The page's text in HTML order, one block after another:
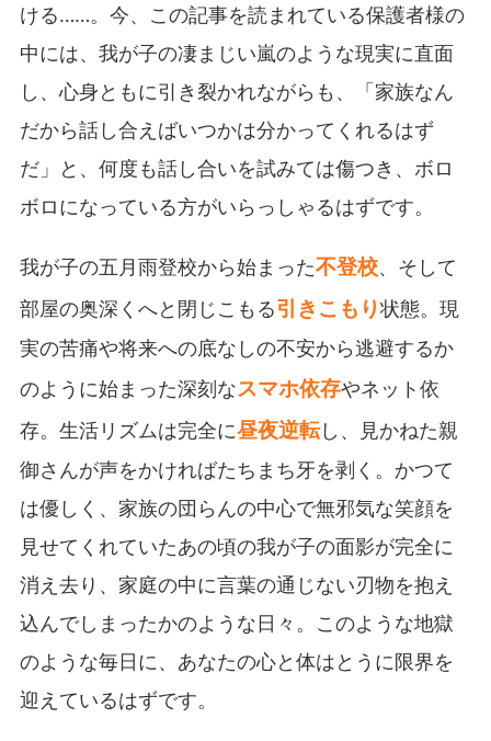
ける……。今、この記事を読まれている保護者様の
中には、我が子の凄まじい嵐のような現実に直面
し、心身ともに引き裂かれながらも、「家族なん
だから話し合えばいつかは分かってくれるはず
だ」と、何度も話し合いを試みては傷つき、ボロ
ボロになっている方がいらっしゃるはずです。
我が子の五月雨登校から始まった不登校、そして
部屋の奥深くへと閉じこもる引きこもり状態。現
実の苦痛や将来への底なしの不安から逃避するか
のように始まった深刻なスマホ依存やネット依
存。生活リズムは完全に昼夜逆転し、見かねた親
御さんが声をかければたちまち牙を剥く。かつて
は優しく、家族の団らんの中心で無邪気な笑顔を
見せてくれていたあの頃の我が子の面影が完全に
消え去り、家庭の中に言葉の通じない刃物を抱え
込んでしまったかのような日々。このような地獄
のような毎日に、あなたの心と体はとうに限界を
迎えているはずです。